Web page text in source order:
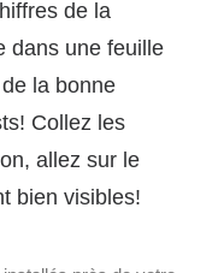
de la
dans une feuille
la bonne
Collez les
allez sur le
bien visibles!